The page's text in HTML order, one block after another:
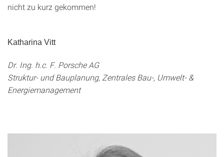
nicht zu kurz gekommen!
Katharina Vitt
Dr. Ing. h.c. F. Porsche AG
Struktur- und Bauplanung, Zentrales Bau-, Umwelt- &
Energiemanagement